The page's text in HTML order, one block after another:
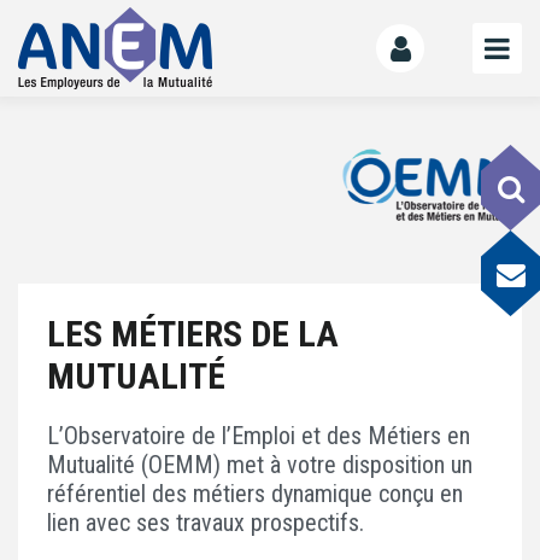
L’ESS
LE MANIFESTE
Les mutuelles donnent des ailes
Le kit de déploiement
OFFRE DE SERVICES
LES MÉTIERS DE LA
MUTUALITÉ
L’Observatoire de l’Emploi et des Métiers en
Mutualité (OEMM) met à votre disposition un
référentiel des métiers dynamique conçu en
lien avec ses travaux prospectifs.